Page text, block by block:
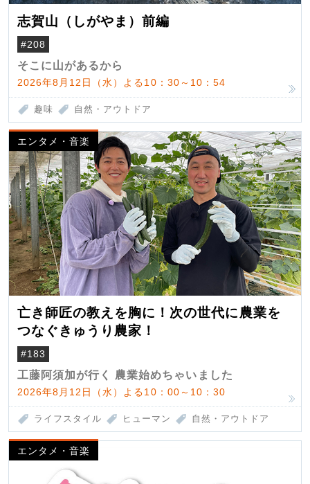
志賀山（しがやま）前編
#208
そこに山があるから
2026年8月12日（水）よる10：30～10：54
趣味 自然・アウトドア
エンタメ・音楽
亡き師匠の教えを胸に！次の世代に農業を
つなぐきゅうり農家！
#183
工藤阿須加が行く 農業始めちゃいました
2026年8月12日（水）よる10：00～10：30
ライフスタイル ヒューマン 自然・アウトドア
エンタメ・音楽